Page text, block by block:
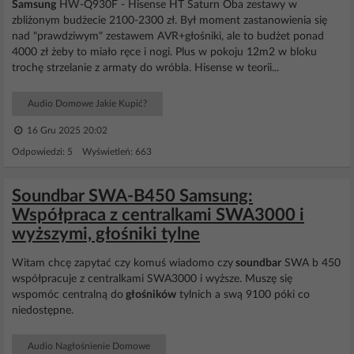
Samsung HW-Q930F - Hisense HT Saturn Oba zestawy w
zbliżonym budżecie 2100-2300 zł. Był moment zastanowienia się
nad "prawdziwym" zestawem AVR+głośniki, ale to budżet ponad
4000 zł żeby to miało ręce i nogi. Plus w pokoju 12m2 w bloku
trochę strzelanie z armaty do wróbla. Hisense w teorii...
Audio Domowe Jakie Kupić?
16 Gru 2025 20:02
Odpowiedzi: 5 Wyświetleń: 663
Soundbar SWA-B450 Samsung:
Współpraca z centralkami SWA3000 i
wyższymi, głośniki tylne
Witam chcę zapytać czy komuś wiadomo czy soundbar SWA b 450
współpracuje z centralkami SWA3000 i wyższe. Muszę się
wspomóc centralną do głośników tylnich a swą 9100 póki co
niedostępne.
Audio Nagłośnienie Domowe